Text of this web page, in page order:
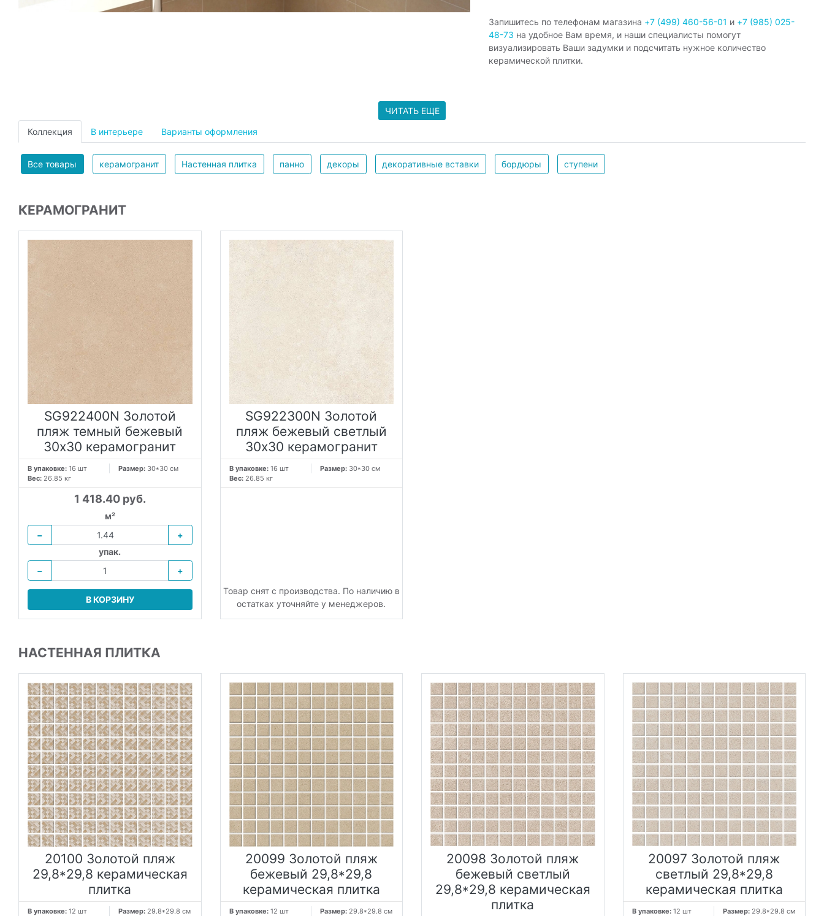
Запишитесь по телефонам магазина +7 (499) 460-56-01 и +7 (985) 025-
48-73 на удобное Вам время, и наши специалисты помогут
визуализировать Ваши задумки и подсчитать нужное количество
керамической плитки.
ЧИТАТЬ ЕЩЕ
Коллекция В интерьере Варианты оформления
Все товары керамогранит Настенная плитка панно декоры декоративные вставки бордюры ступени
КЕРАМОГРАНИТ
SG922400N Золотой
пляж темный бежевый
30x30 керамогранит
В упаковке: 16 шт Размер: 30*30 см
Вес: 26.85 кг
1 418.40 руб.
м²
−
+
упак.
−
+
В КОРЗИНУ
SG922300N Золотой
пляж бежевый светлый
30x30 керамогранит
В упаковке:16 шт Размер: 30*30 см
Вес: 26.85 кг
Товар снят с производства. По наличию в
остатках уточняйте у менеджеров.
НАСТЕННАЯ ПЛИТКА
20100 Золотой пляж
29,8*29,8 керамическая
плитка
В упаковке: 12 шт Размер: 29.8*29.8 см
20099 Золотой пляж
бежевый 29,8*29,8
керамическая плитка
В упаковке:12 шт Размер: 29.8*29.8 см
20098 Золотой пляж
бежевый светлый
29,8*29,8 керамическая
плитка
20097 Золотой пляж
светлый 29,8*29,8
керамическая плитка
В упаковке:12 шт Размер: 29.8*29.8 см